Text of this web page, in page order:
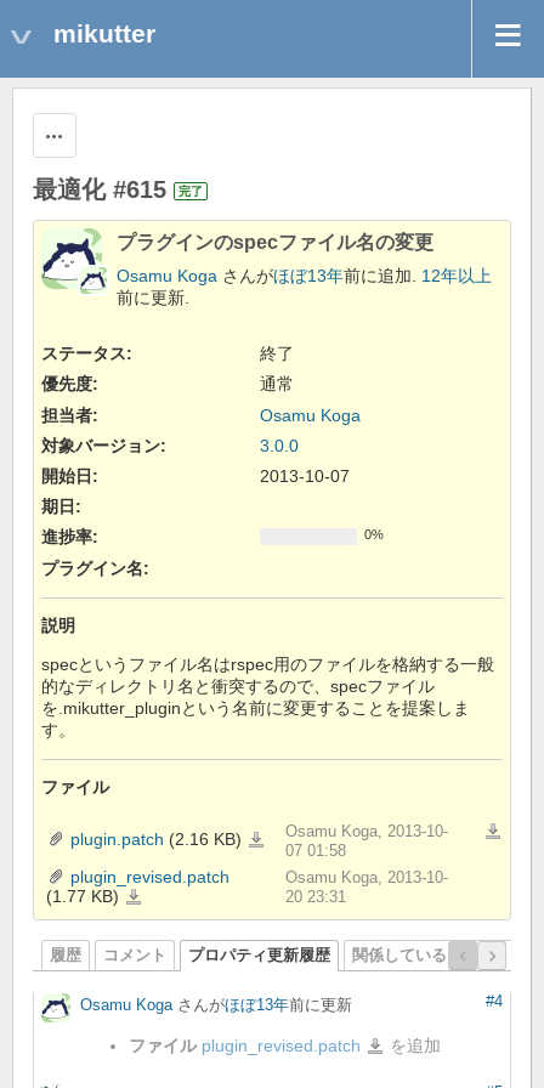
mikutter
最適化 #615 完了
プラグインのspecファイル名の変更
Osamu Koga さんがほぼ13年前に追加. 12年以上
前に更新.
ステータス:
終了
優先度:
通常
担当者:
Osamu Koga
対象バージョン:
3.0.0
開始日:
2013-10-07
期日:
進捗率:
0%
プラグイン名:
説明
specというファイル名はrspec用のファイルを格納する一般
的なディレクトリ名と衝突するので、specファイル
を.mikutter_pluginという名前に変更することを提案しま
す。
ファイル
plugin.patch (2.16 KB) plugin.patch
Osamu Koga, 2013-10-
07 01:58
plugin_revised.patch
(1.77 KB)
Osamu Koga, 2013-10-
20 23:31
履歴 コメント プロパティ更新履歴 関係しているリビジョン
#4
Osamu Koga さんがほぼ13年前に更新
ファイル plugin_revised.patch plugin_revised.patch
を追加